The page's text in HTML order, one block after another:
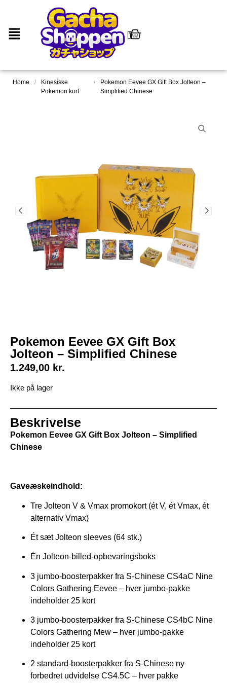
Home /
Kinesiske
Pokemon kort
/
Pokemon Eevee GX Gift Box Jolteon –
Simplified Chinese
Pokemon Eevee GX Gift Box
Jolteon – Simplified Chinese
1.249,00 kr.
Ikke på lager
Beskrivelse
Pokemon Eevee GX Gift Box Jolteon – Simplified
Chinese
Gaveæskeindhold:
Tre Jolteon V & Vmax promokort (ét V, ét Vmax, ét
alternativ Vmax)
Ét sæt Jolteon sleeves (64 stk.)
Én Jolteon-billed-opbevaringsboks
3 jumbo-boosterpakker fra S-Chinese CS4aC Nine
Colors Gathering Eevee – hver jumbo-pakke
indeholder 25 kort
3 jumbo-boosterpakker fra S-Chinese CS4bC Nine
Colors Gathering Mew – hver jumbo-pakke
indeholder 25 kort
2 standard-boosterpakker fra S-Chinese ny
forbedret udvidelse CS4.5C – hver pakke